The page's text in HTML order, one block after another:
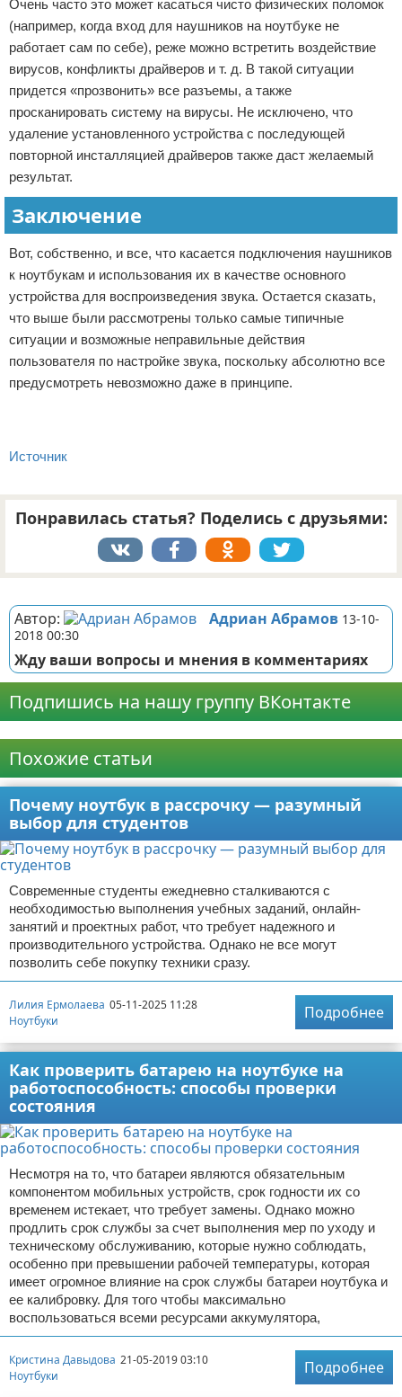
Очень часто это может касаться чисто физических поломок
(например, когда вход для наушников на ноутбуке не
работает сам по себе), реже можно встретить воздействие
вирусов, конфликты драйверов и т. д. В такой ситуации
придется «прозвонить» все разъемы, а также
просканировать систему на вирусы. Не исключено, что
удаление установленного устройства с последующей
повторной инсталляцией драйверов также даст желаемый
результат.
Заключение
Вот, собственно, и все, что касается подключения наушников
к ноутбукам и использования их в качестве основного
устройства для воспроизведения звука. Остается сказать,
что выше были рассмотрены только самые типичные
ситуации и возможные неправильные действия
пользователя по настройке звука, поскольку абсолютно все
предусмотреть невозможно даже в принципе.
Источник
Понравилась статья? Поделись с друзьями:
Автор: Адриан Абрамов 13-10-
2018 00:30
Жду ваши вопросы и мнения в комментариях
Подпишись на нашу группу ВКонтакте
Похожие статьи
Почему ноутбук в рассрочку — разумный
выбор для студентов
Современные студенты ежедневно сталкиваются с
необходимостью выполнения учебных заданий, онлайн-
занятий и проектных работ, что требует надежного и
производительного устройства. Однако не все могут
позволить себе покупку техники сразу.
Лилия Ермолаева 05-11-2025 11:28
Ноутбуки
Подробнее
Как проверить батарею на ноутбуке на
работоспособность: способы проверки
состояния
Несмотря на то, что батареи являются обязательным
компонентом мобильных устройств, срок годности их со
временем истекает, что требует замены. Однако можно
продлить срок службы за счет выполнения мер по уходу и
техническому обслуживанию, которые нужно соблюдать,
особенно при превышении рабочей температуры, которая
имеет огромное влияние на срок службы батареи ноутбука и
ее калибровку. Для того чтобы максимально
воспользоваться всеми ресурсами аккумулятора,
Кристина Давыдова 21-05-2019 03:10
Ноутбуки
Подробнее